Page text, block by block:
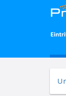
(15608) Özcan